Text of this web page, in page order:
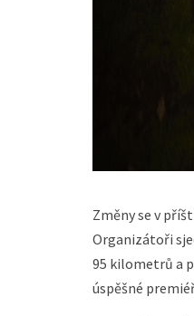
Změny se v
Organizátoři
95 kilometrů a
úspěšné